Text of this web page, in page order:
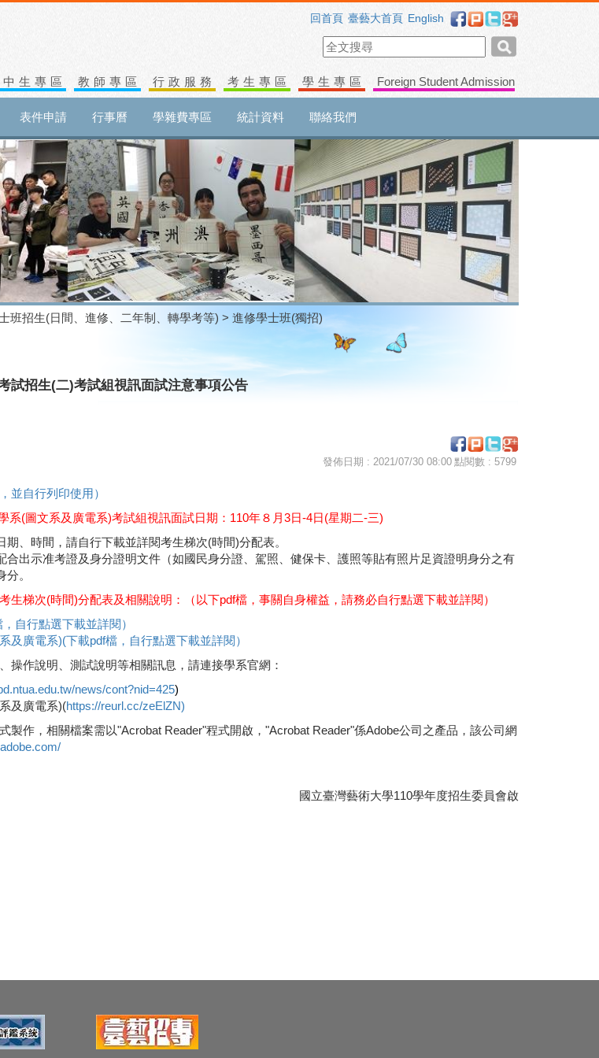
回首頁 臺藝大首頁 English
生專區 教師專區 行政服務 考生專區 學生專區 Foreign Student Admission
表件申請 行事曆 學雜費專區 統計資料 聯絡我們
班招生(日間、進修、二年制、轉學考等) > 進修學士班(獨招)
試招生(二)考試組視訊面試注意事項公告
發佈日期 : 2021/07/30 08:00 點閱數 : 5799
並自行列印使用）
系(圖文系及廣電系)考試組視訊面試日期：110年８月3日-4日(星期二-三)
期、時間，請自行下載並詳閱考生梯次(時間)分配表。
合出示准考證及身分證明文件（如國民身分證、駕照、健保卡、護照等貼有照片足資證明身分之有
。
生梯次(時間)分配表及相關說明：（以下pdf檔，事關自身權益，請務必自行點選下載並詳閱）
自行點選下載並詳閱）
及廣電系)(下載pdf檔，自行點選下載並詳閱）
操作說明、測試說明等相關訊息，請連接學系官網：
news/cont?nid=425)
及廣電系)(https://reurl.cc/zeElZN)
製作，相關檔案需以"Acrobat Reader"程式開啟，"Acrobat Reader"係Adobe公司之產品，該公司網
國立臺灣藝術大學110學年度招生委員會啟